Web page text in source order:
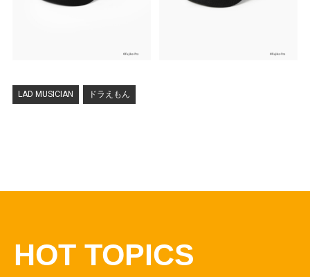
LAD MUSICIAN ドラえもん
HOT TOPICS